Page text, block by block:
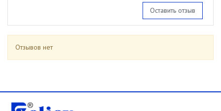
Оставить отзыв
Отзывов нет